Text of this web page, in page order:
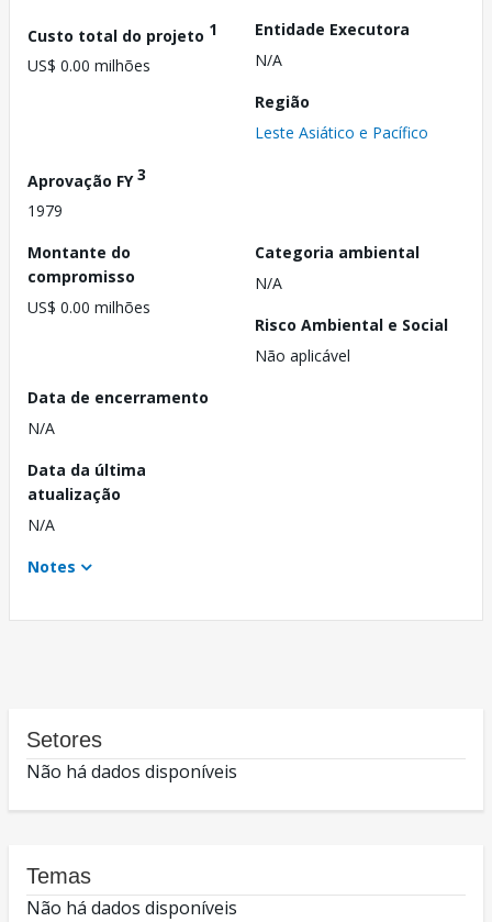
Custo total do projeto 1
US$ 0.00 milhões
Entidade Executora
N/A
Região
Leste Asiático e Pacífico
Aprovação FY3
1979
Montante do
compromisso
US$ 0.00 milhões
Categoria ambiental
N/A
Risco Ambiental e Social
Não aplicável
Data de encerramento
N/A
Data da última
atualização
N/A
Notes
Setores
Não há dados disponíveis
Temas
Não há dados disponíveis